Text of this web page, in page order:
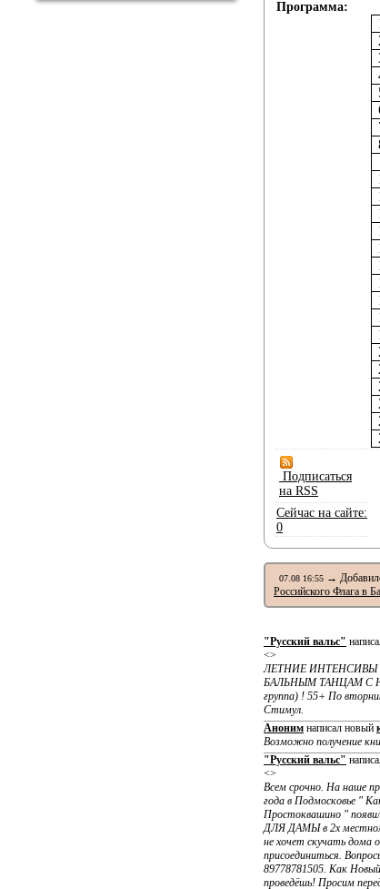
Программа:
Подписаться
на RSS
Сейчас на сайте:
0
07.08 16:55 →
Российского Флага в
"Русский вальс"
<>
ЛЕТНИЕ
БАЛЬНЫМ ТАНЦАМ С
группа) ! 55+ По
Стимул.
Аноним написал новый
Возможно получение
"Русский вальс"
<>
Всем срочно. На наше
года в Подмосковье "
Простоквашино "
ДЛЯ ДАМЫ в 2х
не хочет скучать дома
присоединиться.
89778781505. Как
проведёшь! Просим